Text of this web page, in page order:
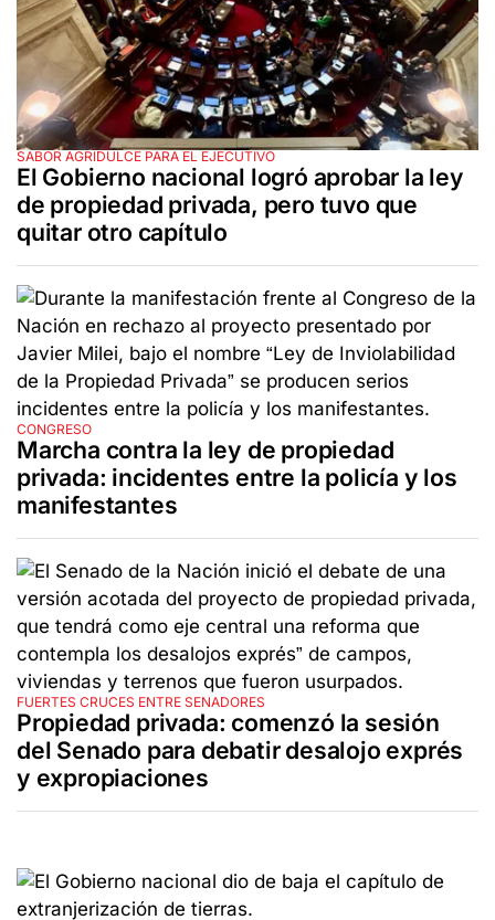
SABOR AGRIDULCE PARA EL EJECUTIVO
El Gobierno nacional logró aprobar la ley
de propiedad privada, pero tuvo que
quitar otro capítulo
CONGRESO
Marcha contra la ley de propiedad
privada: incidentes entre la policía y los
manifestantes
FUERTES CRUCES ENTRE SENADORES
Propiedad privada: comenzó la sesión
del Senado para debatir desalojo exprés
y expropiaciones